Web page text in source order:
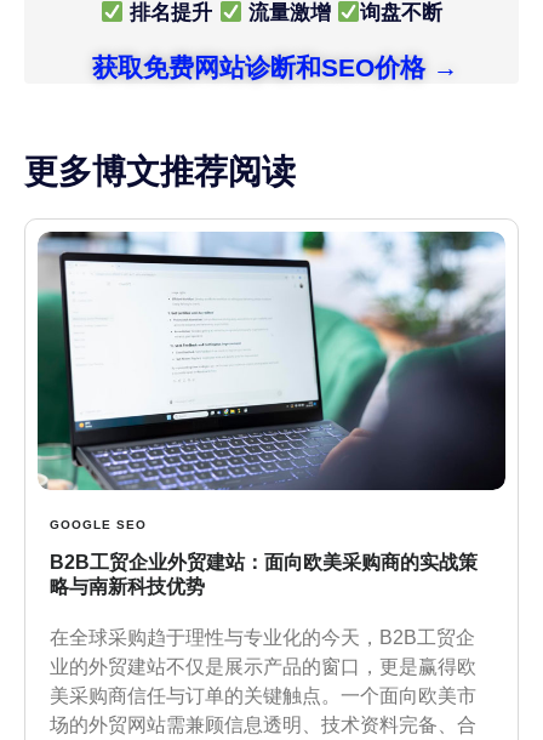
排名提升
流量激增 询盘不断
获取免费网站诊断和SEO价格 →
更多博文推荐阅读
GOOGLE SEO
B2B工贸企业外贸建站：面向欧美采购商的实战策
略与南新科技优势
在全球采购趋于理性与专业化的今天，B2B工贸企
业的外贸建站不仅是展示产品的窗口，更是赢得欧
美采购商信任与订单的关键触点。一个面向欧美市
场的外贸网站需兼顾信息透明、技术资料完备、合